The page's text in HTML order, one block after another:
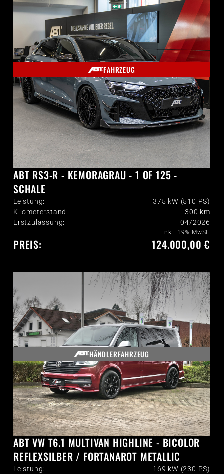
FAHRZEUG
ABT RS3-R - KEMORAGRAU - 1 OF 125 -
SCHALE
Leistung:
375 kW (510 PS)
Kilometerstand:
300 km
Erstzulassung:
04/2026
PREIS:
inkl. 19% MwSt.
124.000,00 €
HÄNDLERFAHRZEUG
ABT VW T6.1 MULTIVAN HIGHLINE - BICOLOR
REFLEXSILBER / FORTANAROT METALLIC
Leistung:
169 kW (230 PS)